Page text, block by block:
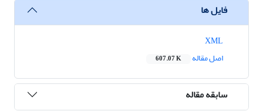
فایل ها
اصل مقاله
607.07 K
سابقه مقاله